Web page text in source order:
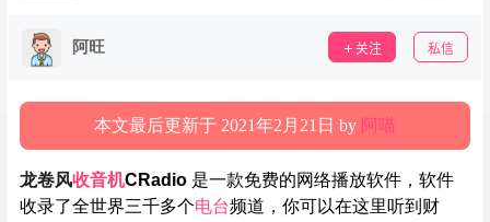
阿旺 关注 私信
本文最后更新于 2021年2月21日 by 阿喵
龙卷风收音机CRadio 是一款免费的网络播放软件，软件
收录了全世界三千多个电台频道，你可以在这里听到财